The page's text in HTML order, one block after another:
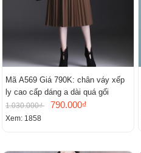
Mã A569 Giá 790K: chân váy xếp
ly cao cấp dáng a dài quá gối
1.030.000₫ 790.000₫
Xem: 1858